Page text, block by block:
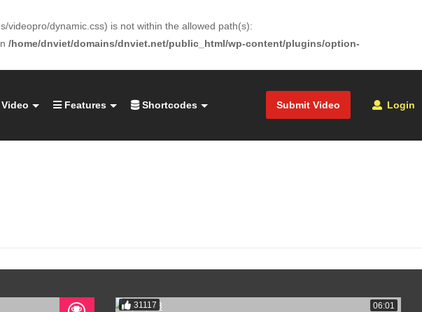
videopro/dynamic.css) is not within the allowed path(s):
/home/dnviet/domains/dnviet.net/public_html/wp-content/plugins/option-
Submit Video Login
Video Features Shortcodes
05:05 31117 06:01